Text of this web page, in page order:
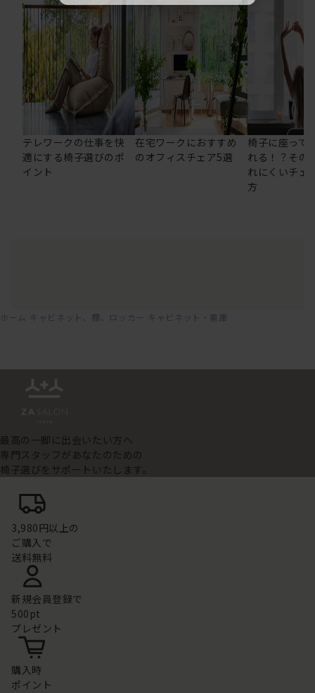
テレワークの仕事を快
適にする椅子選びのポ
イント
在宅ワークにおすすめ
のオフィスチェア5選
椅子に座って
れる！？その
れにくいチェ
方
ホーム キャビネット、棚、ロッカー キャビネット・書庫
最高の一脚に出会いたい方へ
専門スタッフがあなたのための
椅子選びをサポートいたします。
3,980円以上の
ご購入で
送料無料
新規会員登録で
500pt
プレゼント
購入時
ポイント